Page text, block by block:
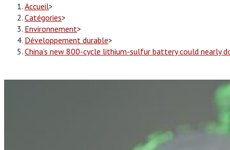
Accueil>
Catégories>
Environnement>
Développement durable>
China’s new 800-cycle lithium-sulfur battery could nearly